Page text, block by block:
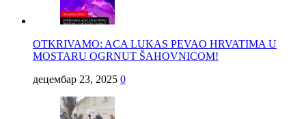
OTKRIVAMO: ACA LUKAS PEVAO HRVATIMA U
MOSTARU OGRNUT ŠAHOVNICOM!
децембар 23, 2025 0